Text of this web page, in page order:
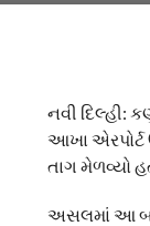
નવી દિલ્હી:
આખા એરપોર્ટ
તાગ મેળવ્યો
અસલમાં આ